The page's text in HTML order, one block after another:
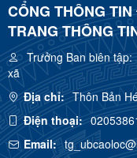
CỔNG THÔNG
TRANG THÔNG
Trưởng Ban biên tập:
xã
Địa chỉ: Thôn Bản
Điện thoại:
Email: